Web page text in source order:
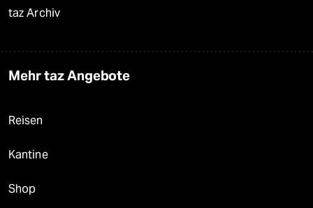
taz Archiv
Mehr taz Angebote
Reisen
Kantine
Shop